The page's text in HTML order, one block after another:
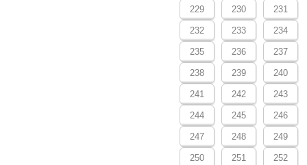
229 230 231
232 233 234
235 236 237
238 239 240
241 242 243
244 245 246
247 248 249
250 251 252